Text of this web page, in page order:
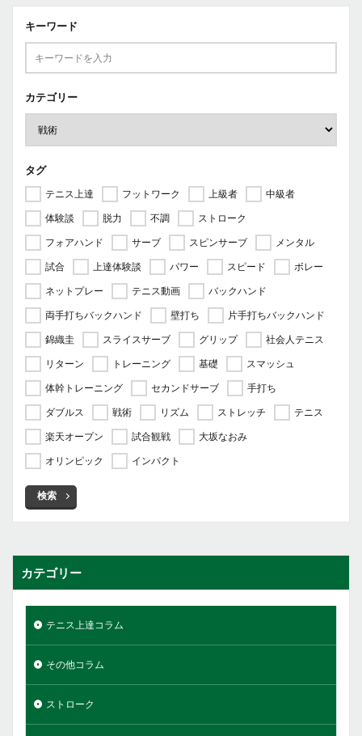
キーワード
カテゴリー
タグ
テニス上達 フットワーク 上級者
中級者
体験談
脱力 不調
ストローク
フォアハンド
サーブ スピンサーブ
メンタル
試合
上達体験談 パワー スピード
ボレー
ネットプレー
テニス動画
バックハンド
両手打ちバックハンド
壁打ち
片手打ちバックハンド
錦織圭
スライスサーブ グリップ
社会人テニス
リターン
トレーニング 基礎
スマッシュ
体幹トレーニング
セカンドサーブ
手打ち
ダブルス
戦術 リズム ストレッチ
テニス
楽天オープン
試合観戦
大坂なおみ
オリンピック
インパクト
検索
カテゴリー
テニス上達コラム
その他コラム
ストローク